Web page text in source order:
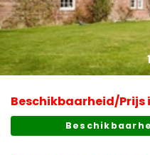
Beschikbaarheid/Prijs